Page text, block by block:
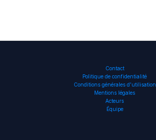
Contact
Politique de confidentialité
Conditions générales d’utilisation
Mentions légales
Acteurs
Équipe